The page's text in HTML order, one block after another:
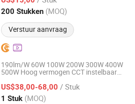
200 Stukken (MOQ)
Verstuur aanvraag
Sinds 2025
190lm/W 60W 100W 200W 300W 400W
500W Hoog vermogen CCT instelbaar
industriële UFO LED hoge bay ver
US$38,00-68,00 / Stuk
1 Stuk (MOQ)
Sinds 2023